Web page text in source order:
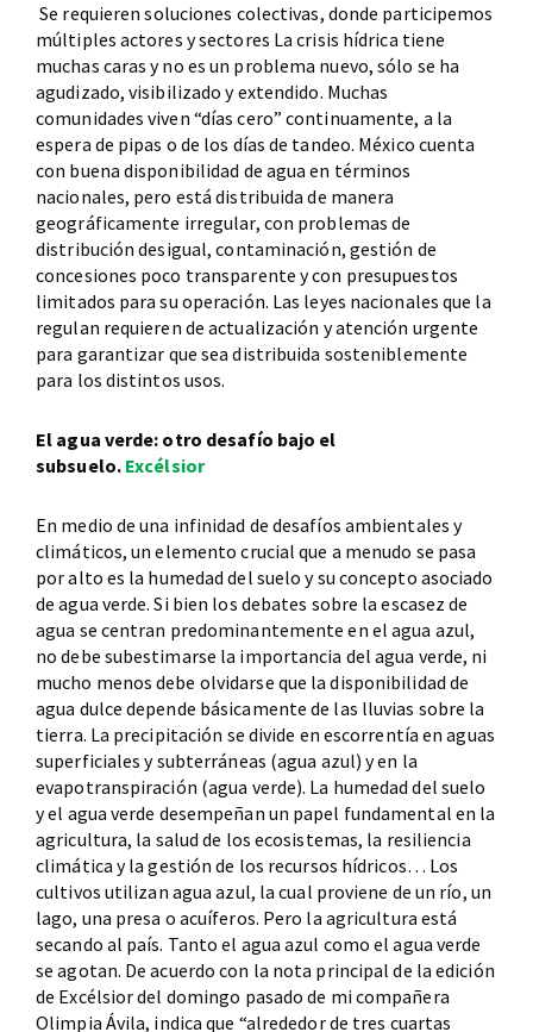
Se requieren soluciones colectivas, donde participemos
múltiples actores y sectores La crisis hídrica tiene
muchas caras y no es un problema nuevo, sólo se ha
agudizado, visibilizado y extendido. Muchas
comunidades viven “días cero” continuamente, a la
espera de pipas o de los días de tandeo. México cuenta
con buena disponibilidad de agua en términos
nacionales, pero está distribuida de manera
geográficamente irregular, con problemas de
distribución desigual, contaminación, gestión de
concesiones poco transparente y con presupuestos
limitados para su operación. Las leyes nacionales que la
regulan requieren de actualización y atención urgente
para garantizar que sea distribuida sosteniblemente
para los distintos usos.
El agua verde: otro desafío bajo el
subsuelo. Excélsior
En medio de una infinidad de desafíos ambientales y
climáticos, un elemento crucial que a menudo se pasa
por alto es la humedad del suelo y su concepto asociado
de agua verde. Si bien los debates sobre la escasez de
agua se centran predominantemente en el agua azul,
no debe subestimarse la importancia del agua verde, ni
mucho menos debe olvidarse que la disponibilidad de
agua dulce depende básicamente de las lluvias sobre la
tierra. La precipitación se divide en escorrentía en aguas
superficiales y subterráneas (agua azul) y en la
evapotranspiración (agua verde). La humedad del suelo
y el agua verde desempeñan un papel fundamental en la
agricultura, la salud de los ecosistemas, la resiliencia
climática y la gestión de los recursos hídricos… Los
cultivos utilizan agua azul, la cual proviene de un río, un
lago, una presa o acuíferos. Pero la agricultura está
secando al país. Tanto el agua azul como el agua verde
se agotan. De acuerdo con la nota principal de la edición
de Excélsior del domingo pasado de mi compañera
Olimpia Ávila, indica que “alrededor de tres cuartas